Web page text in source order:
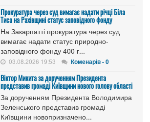
Прокуратура через суд вимагає надати річці Біла
Тиса на Рахівщині статус заповідного фонду
На Закарпатті прокуратура через суд
вимагає надати статус природно-
заповідного фонду 400 г...
03.08.2026 19:53 Коменарів - 0
Віктор Микита за дорученням Президента
представив громаді Київщини нового голову області
За дорученням Президента Володимира
Зеленського представив громаді
Київщини новопризначено...